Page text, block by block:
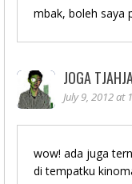
mbak, boleh saya
JOGA
July 9, 2012 at
wow! ada juga
di tempatku